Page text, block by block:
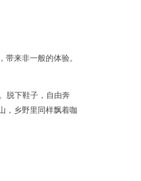
来非一般的体验。
脱下鞋子，自由奔
，乡野里同样飘着咖